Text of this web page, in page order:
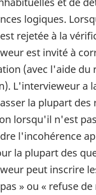
logiques.
rejetée à la
est invité à
(avec l'aide du
L'intervieweur a
la plupart des
lorsqu'il n'est
l'incohérence
la plupart des
peut inscrire
» ou « refuse